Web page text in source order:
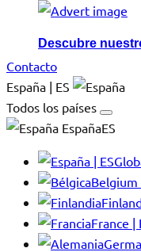
Descubre
Contacto
España | ES
Todos los países
EspañaES
Belgium
France |